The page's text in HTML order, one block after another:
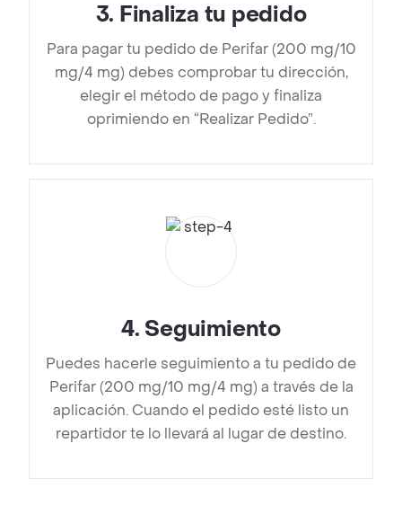
3. Finaliza tu pedido
Para pagar tu pedido de Perifar (200 mg/10
mg/4 mg) debes comprobar tu dirección,
elegir el método de pago y finaliza
oprimiendo en “Realizar Pedido”.
4. Seguimiento
Puedes hacerle seguimiento a tu pedido de
Perifar (200 mg/10 mg/4 mg) a través de la
aplicación. Cuando el pedido esté listo un
repartidor te lo llevará al lugar de destino.